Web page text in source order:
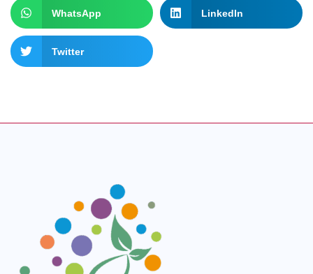
WhatsApp LinkedIn
Twitter